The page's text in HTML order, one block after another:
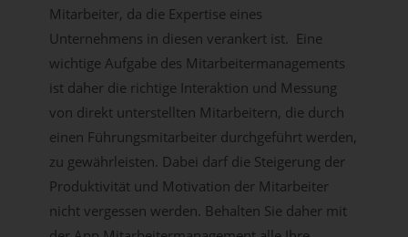
Mitarbeiter, da die Expertise eines
Unternehmens in diesen verankert ist. Eine
wichtige Aufgabe des Mitarbeitermanagements
ist daher die richtige Interaktion und Messung
von direkt unterstellten Mitarbeitern, die durch
einen Führungsmitarbeiter durchgeführt werden,
zu gewährleisten. Dabei darf die Steigerung der
Produktivität und Motivation der Mitarbeiter
nicht vergessen werden. Behalten Sie daher mit